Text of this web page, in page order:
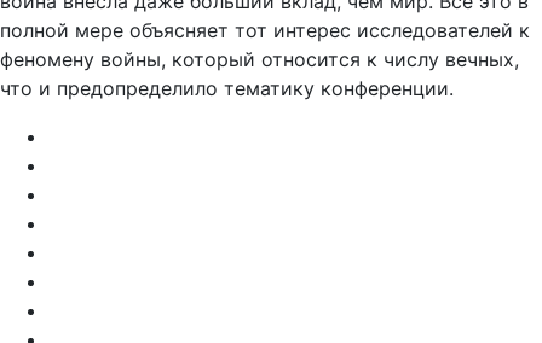
полной мере объясняет тот интерес исследователей к
феномену войны, который относится к числу вечных,
что и предопределило тематику конференции.